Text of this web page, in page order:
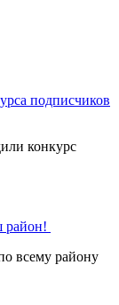
подписчиков
конкурс
район!
всему району